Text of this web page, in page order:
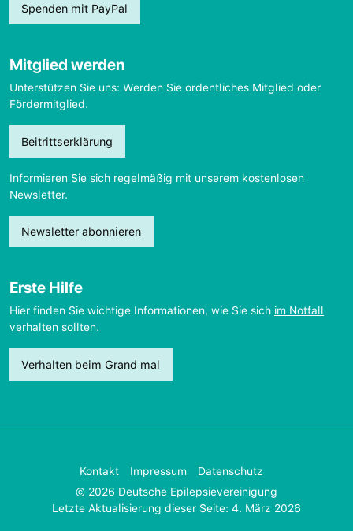
Spenden mit PayPal
Mitglied werden
Unterstützen Sie uns: Werden Sie ordentliches Mitglied oder
Fördermitglied.
Beitrittserklärung
Informieren Sie sich regelmäßig mit unserem kostenlosen
Newsletter.
Newsletter abonnieren
Erste Hilfe
Hier finden Sie wichtige Informationen, wie Sie sich im Notfall
verhalten sollten.
Verhalten beim Grand mal
Kontakt Impressum
Datenschutz
© 2026 Deutsche Epilepsievereinigung
Letzte Aktualisierung dieser Seite: 4. März 2026